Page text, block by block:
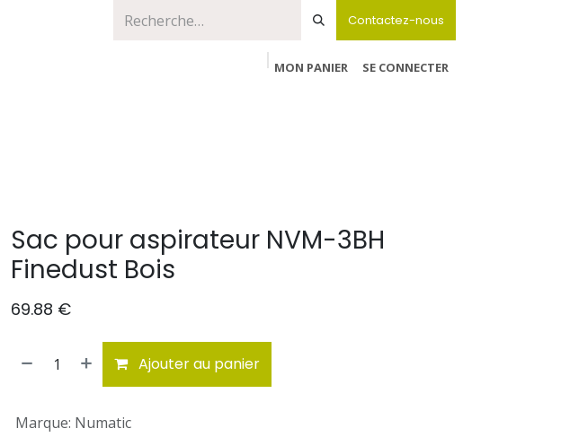
Contactez-nous
MON PANIER
SE CONNECTER
Sac pour aspirateur NVM-3BH
Finedust Bois
69.88 €
Ajouter au panier
Marque: Numatic